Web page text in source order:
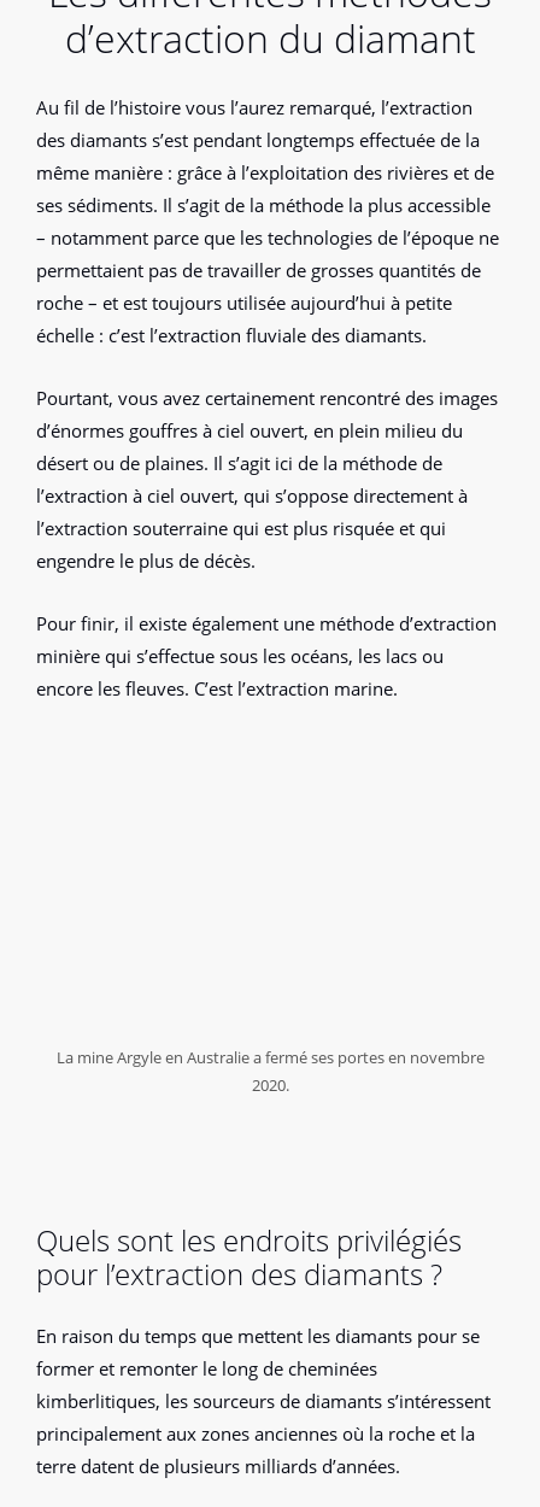
d’extraction du diamant
Au fil de l’histoire vous l’aurez remarqué, l’extraction
des diamants s’est pendant longtemps effectuée de la
même manière : grâce à l’exploitation des rivières et de
ses sédiments. Il s’agit de la méthode la plus accessible
– notamment parce que les technologies de l’époque ne
permettaient pas de travailler de grosses quantités de
roche – et est toujours utilisée aujourd’hui à petite
échelle : c’est l’extraction fluviale des diamants.
Pourtant, vous avez certainement rencontré des images
d’énormes gouffres à ciel ouvert, en plein milieu du
désert ou de plaines. Il s’agit ici de la méthode de
l’extraction à ciel ouvert, qui s’oppose directement à
l’extraction souterraine qui est plus risquée et qui
engendre le plus de décès.
Pour finir, il existe également une méthode d’extraction
minière qui s’effectue sous les océans, les lacs ou
encore les fleuves. C’est l’extraction marine.
La mine Argyle en Australie a fermé ses portes en novembre
2020.
Quels sont les endroits privilégiés
pour l’extraction des diamants ?
En raison du temps que mettent les diamants pour se
former et remonter le long de cheminées
kimberlitiques, les sourceurs de diamants s’intéressent
principalement aux zones anciennes où la roche et la
terre datent de plusieurs milliards d’années.